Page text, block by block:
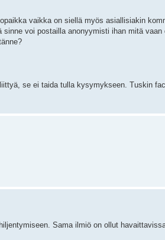
vaikka on siellä myös asiallisiakin
voi postailla anonyymisti ihan mitä vaan
se ei taida tulla kysymykseen. Tuskin
Sama ilmiö on ollut